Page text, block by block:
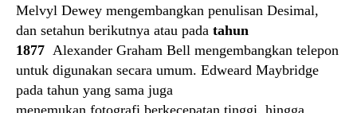
Melvyl Dewey mengembangkan penulisan Desimal,
dan setahun berikutnya atau pada tahun
1877 Alexander Graham Bell mengembangkan telepon
untuk digunakan secara umum. Edweard Maybridge
pada tahun yang sama juga
menemukan fotografi berkecepatan tinggi, hingga